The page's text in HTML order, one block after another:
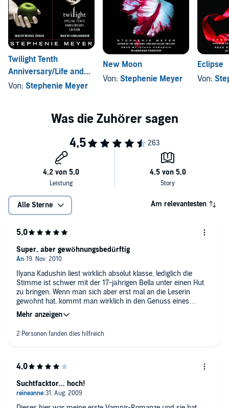
Twilight Tenth
Anniversary/Life and
Death Dual Edition
Von: Stephenie Meyer
New Moon
Von: Stephenie Meyer
Eclipse
Von:
Alle Sterne Am relevantesten
Ilyana Kadushin liest wirklich absolut klasse, lediglich die
Stimme ist schwer mit der 17-jährigen Bella unter einen Hut
zu bringen. Wenn man sich aber erst mal an die Leserin
gewöhnt hat, kommt man wirklich in den Genuss eines
Hörvergnügens.
Die Story ist und bleibt natürlich super. In der ungekürzten
Originalversion für mich also schon fast ein MUSS. Über den
verständliches Englisch. Auch tempotechnisch hatte ich nie
ein Problem zu folgen. Allerdings hatte ich vorher die Bücher
bereits auf Englisch gelesen und das erste Kapitel
Super, aber gewöhnungsbedürftig
Suchtfacktor... hoch!